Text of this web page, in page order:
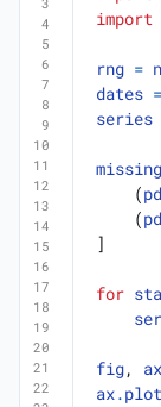
import
rng =
dates =
series
(pd
(pd
]
for
fig, ax
ax.plot